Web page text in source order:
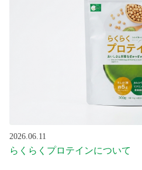
2026.06.11
らくらくプロテインについて